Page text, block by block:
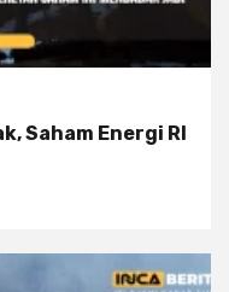
Saham Energi RI